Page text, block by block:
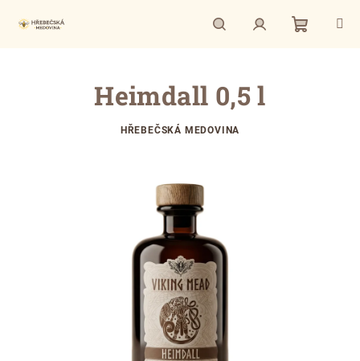
Heimdall 0,5 l
HŘEBEČSKÁ MEDOVINA